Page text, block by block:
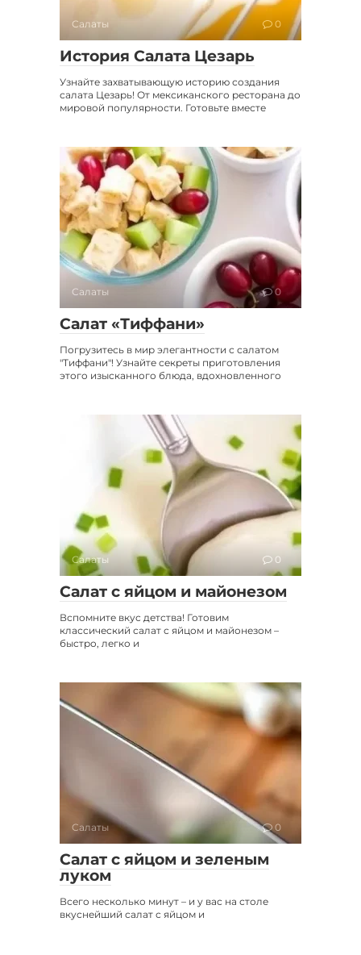
Салаты 0
История Салата Цезарь
Узнайте захватывающую историю создания
салата Цезарь! От мексиканского ресторана до
мировой популярности. Готовьте вместе
Салаты 0
Салат «Тиффани»
Погрузитесь в мир элегантности с салатом
"Тиффани"! Узнайте секреты приготовления
этого изысканного блюда, вдохновленного
Салаты 0
Салат с яйцом и майонезом
Вспомните вкус детства! Готовим
классический салат с яйцом и майонезом –
быстро, легко и
Салаты 0
Салат с яйцом и зеленым
луком
Всего несколько минут – и у вас на столе
вкуснейший салат с яйцом и